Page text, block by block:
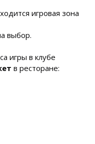
игровая зона
выбор.
игры в клубе
в ресторане: